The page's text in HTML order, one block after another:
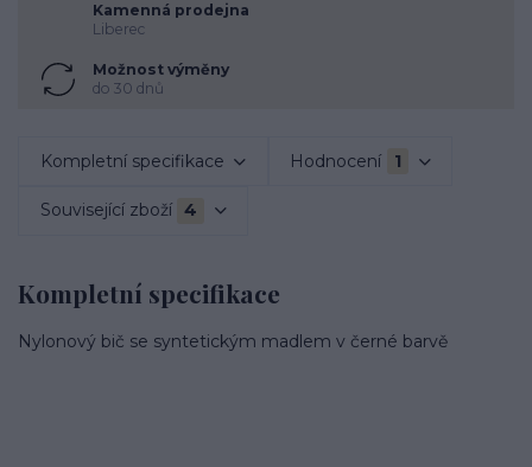
Kamenná prodejna
Liberec
Možnost výměny
do 30 dnů
Kompletní specifikace Hodnocení 1
Související zboží 4
Kompletní specifikace
Nylonový bič se syntetickým madlem v černé barvě